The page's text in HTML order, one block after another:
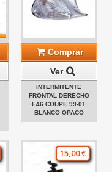
Comprar
Ver
INTERMITENTE
FRONTAL DERECHO
E46 COUPE 99-01
BLANCO OPACO
15,00 €